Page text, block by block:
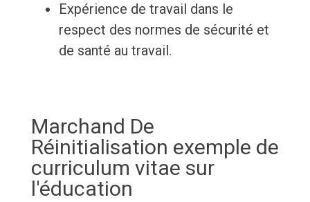
Expérience de travail dans le
respect des normes de sécurité et
de santé au travail.
Marchand De
Réinitialisation exemple de
curriculum vitae sur
l'éducation